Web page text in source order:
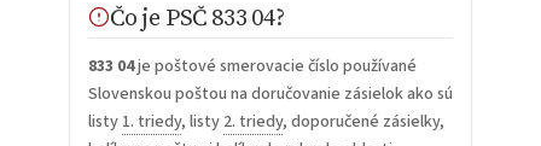
Čo je PSČ 833 04?
833 04je poštové smerovacie číslo používané
Slovenskou poštou na doručovanie zásielok ako sú
listy 1. triedy, listy 2. triedy, doporučené zásielky,